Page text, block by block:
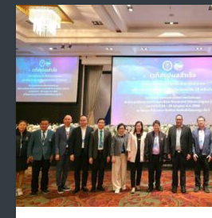
- คณะทำงาน
- บุคลากร
- สถาบันสมาชิก
- ภารกิจเครือข่าย
- CE
- Privacy Policy
ภาพกิจกรรม
วารสาร
ข้อมูลโครงการวิจัย
ติดต่อเรา